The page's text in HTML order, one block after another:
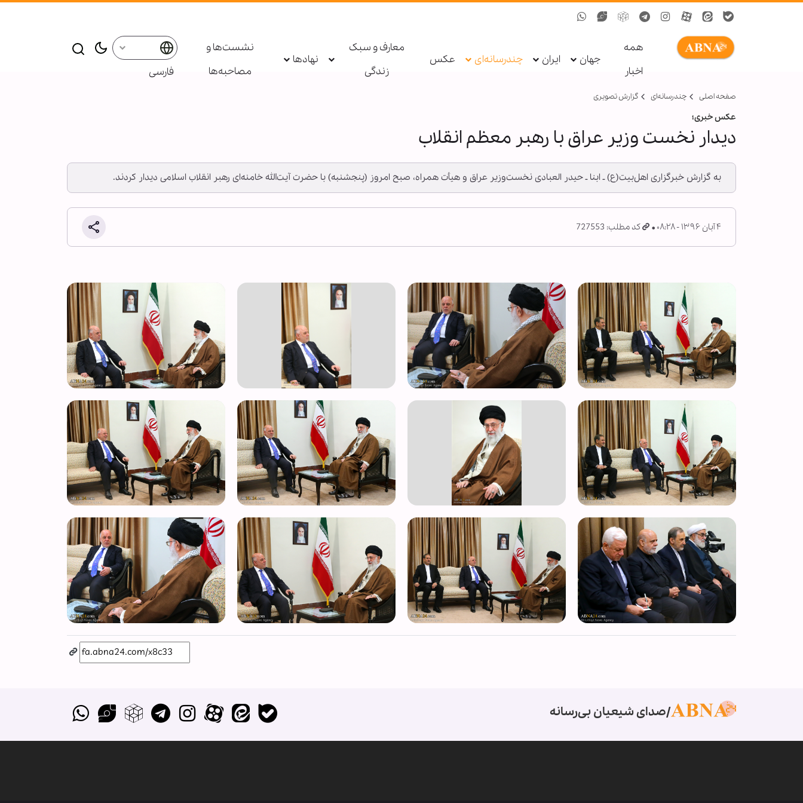
همه
اخبار
جهان ایران چندرسانه‌ای عکس
معارف و سبک
زندگی
نهادها
نشست‌ها و
مصاحبه‌ها
فارسی
صفحه اصلی چندرسانه‌ای گزارش تصويری
عکس خبری؛
دیدار نخست وزیر عراق با رهبر معظم انقلاب
به گزارش خبرگزاری اهل‌بیت(ع) ـ ابنا ـ حیدر العبادی نخست‌وزیر عراق و هیأت همراه، صبح امروز (پنجشنبه) با حضرت آیت‌الله خامنه‌ای رهبر انقلاب اسلامی دیدار کردند.
۴ آبان ۱۳۹۶ - ۰۸:۲۸ کد مطلب: 727553
صدای شیعیان بی‌رسانه